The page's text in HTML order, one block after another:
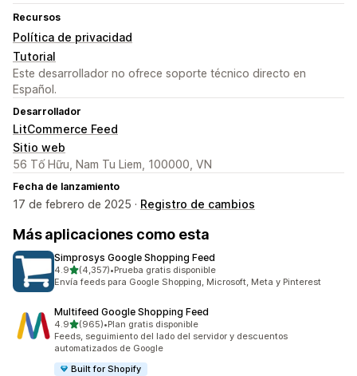
Recursos
Política de privacidad
Tutorial
Este desarrollador no ofrece soporte técnico directo en
Español.
Desarrollador
LitCommerce Feed
Sitio web
56 Tố Hữu, Nam Tu Liem, 100000, VN
Fecha de lanzamiento
17 de febrero de 2025 · Registro de cambios
Más aplicaciones como esta
Simprosys Google Shopping Feed
4.9de 5 estrellas
(4,357)
4357 reseñas en total
•Prueba gratis disponible
Envía feeds para Google Shopping, Microsoft, Meta y Pinterest
Multifeed Google Shopping Feed
4.9de 5 estrellas
(965)
965 reseñas en total
•Plan gratis disponible
Feeds, seguimiento del lado del servidor y descuentos
automatizados de Google
Built for Shopify